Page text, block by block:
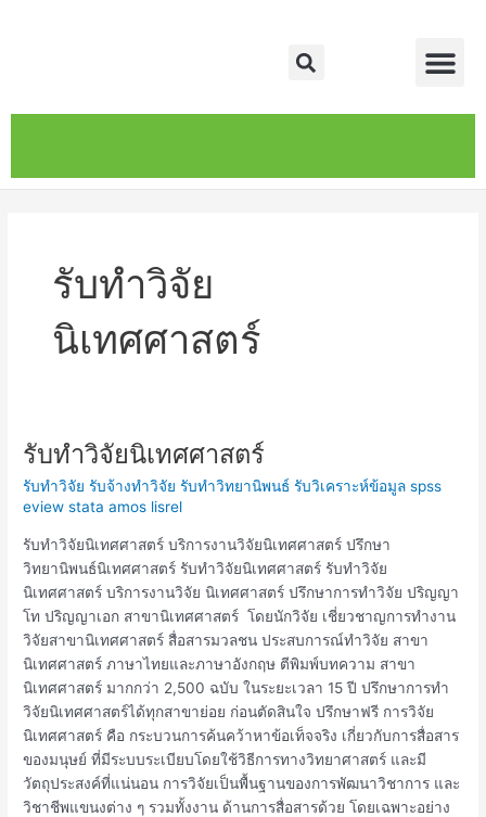
Search
รับทำวิจัย
นิเทศศาสตร์
รับทำวิจัยนิเทศศาสตร์
รับทำวิจัย รับจ้างทำวิจัย รับทำวิทยานิพนธ์ รับวิเคราะห์ข้อมูล spss
eview stata amos lisrel
รับทำวิจัยนิเทศศาสตร์ บริการงานวิจัยนิเทศศาสตร์ ปรึกษา
วิทยานิพนธ์นิเทศศาสตร์ รับทำวิจัยนิเทศศาสตร์ รับทำวิจัย
นิเทศศาสตร์ บริการงานวิจัย นิเทศศาสตร์ ปรึกษาการทำวิจัย ปริญญา
โท ปริญญาเอก สาขานิเทศศาสตร์ โดยนักวิจัย เชี่ยวชาญการทำงาน
วิจัยสาขานิเทศศาสตร์ สื่อสารมวลชน ประสบการณ์ทำวิจัย สาขา
นิเทศศาสตร์ ภาษาไทยและภาษาอังกฤษ ตีพิมพ์บทความ สาขา
นิเทศศาสตร์ มากกว่า 2,500 ฉบับ ในระยะเวลา 15 ปี ปรึกษาการทำ
วิจัยนิเทศศาสตร์ได้ทุกสาขาย่อย ก่อนตัดสินใจ ปรึกษาฟรี การวิจัย
นิเทศศาสตร์ คือ กระบวนการค้นคว้าหาข้อเท็จจริง เกี่ยวกับการสื่อสาร
ของมนุษย์ ที่มีระบบระเบียบโดยใช้วิธีการทางวิทยาศาสตร์ และมี
วัตถุประสงค์ที่แน่นอน การวิจัยเป็นพื้นฐานของการพัฒนาวิชาการ และ
วิชาชีพแขนงต่าง ๆ รวมทั้งงาน ด้านการสื่อสารด้วย โดยเฉพาะอย่าง
รับ
วิจัย